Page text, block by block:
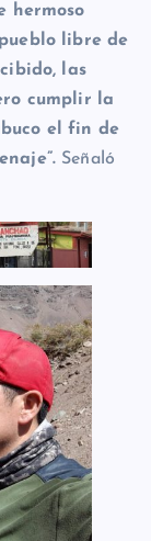
hermoso
libre de
las
cumplir la
el fin de
Señaló